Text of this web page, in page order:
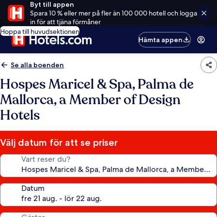
Byt till appen
Spara 10 % eller mer på fler än 100 000 hotell och logga
in för att tjäna förmåner
Hoppa till huvudsektionen
Hämta appen
Se alla boenden
Hospes Maricel & Spa, Palma de
Mallorca, a Member of Design
Hotels
Välj datum för att se priser
Vart reser du?
Datum